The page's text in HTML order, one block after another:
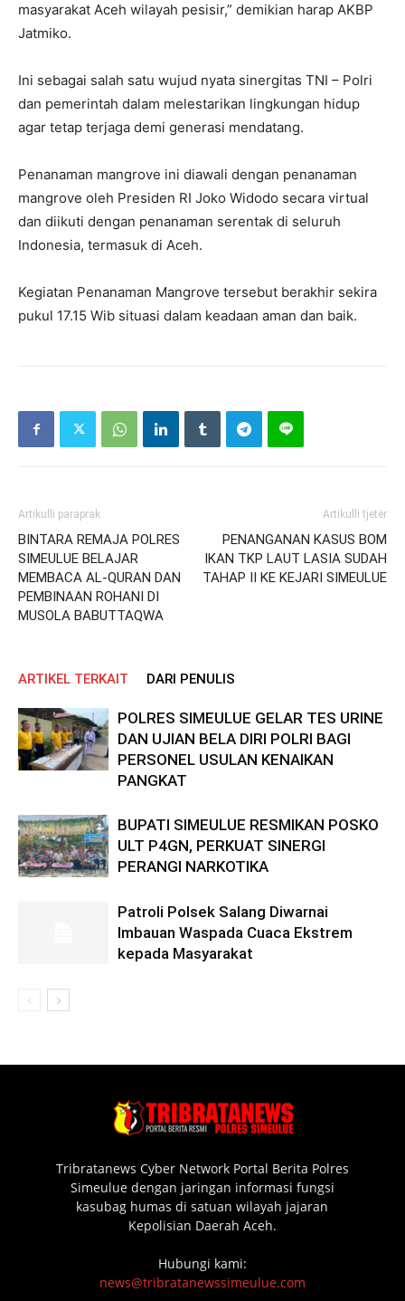
masyarakat Aceh wilayah pesisir,” demikian harap AKBP
Jatmiko.
Ini sebagai salah satu wujud nyata sinergitas TNI – Polri
dan pemerintah dalam melestarikan lingkungan hidup
agar tetap terjaga demi generasi mendatang.
Penanaman mangrove ini diawali dengan penanaman
mangrove oleh Presiden RI Joko Widodo secara virtual
dan diikuti dengan penanaman serentak di seluruh
Indonesia, termasuk di Aceh.
Kegiatan Penanaman Mangrove tersebut berakhir sekira
pukul 17.15 Wib situasi dalam keadaan aman dan baik.
Artikulli paraprak
BINTARA REMAJA POLRES
SIMEULUE BELAJAR
MEMBACA AL-QURAN DAN
PEMBINAAN ROHANI DI
MUSOLA BABUTTAQWA
Artikulli tjetër
PENANGANAN KASUS BOM
IKAN TKP LAUT LASIA SUDAH
TAHAP II KE KEJARI SIMEULUE
ARTIKEL TERKAIT DARI PENULIS
POLRES SIMEULUE GELAR TES URINE
DAN UJIAN BELA DIRI POLRI BAGI
PERSONEL USULAN KENAIKAN
PANGKAT
BUPATI SIMEULUE RESMIKAN POSKO
ULT P4GN, PERKUAT SINERGI
PERANGI NARKOTIKA
Patroli Polsek Salang Diwarnai
Imbauan Waspada Cuaca Ekstrem
kepada Masyarakat
Tribratanews Cyber Network Portal Berita Polres
Simeulue dengan jaringan informasi fungsi
kasubag humas di satuan wilayah jajaran
Kepolisian Daerah Aceh.
Hubungi kami:
news@tribratanewssimeulue.com